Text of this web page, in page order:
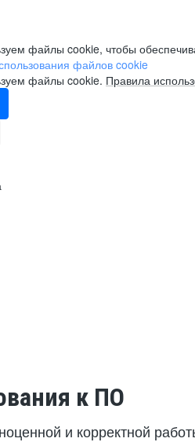
файлы cookie, чтобы
файлов cookie
файлы cookie. Правила
к ПО
и корректной